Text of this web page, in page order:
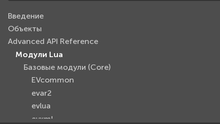
Введение
Объекты
Advanced API Reference
Модули Lua
Базовые модули (Core)
EVcommon
evar2
evlua
evxml